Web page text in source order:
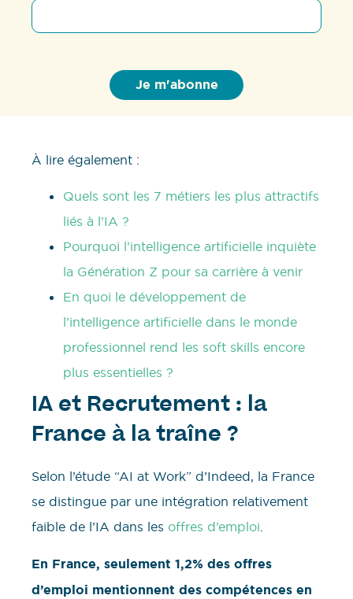
À lire également :
Quels sont les 7 métiers les plus attractifs
liés à l’IA ?
Pourquoi l’intelligence artificielle inquiète
la Génération Z pour sa carrière à venir
En quoi le développement de
l’intelligence artificielle dans le monde
professionnel rend les soft skills encore
plus essentielles ?
IA et Recrutement : la
France à la traîne ?
Selon l’étude “AI at Work” d’Indeed, la France
se distingue par une intégration relativement
faible de l’IA dans les offres d’emploi.
En France, seulement 1,2% des offres
d’emploi mentionnent des compétences en